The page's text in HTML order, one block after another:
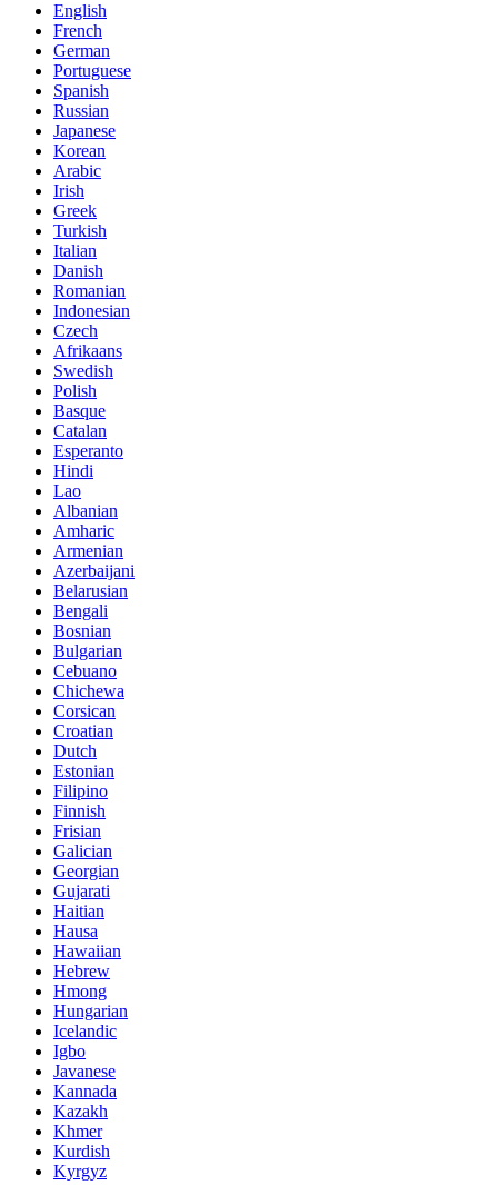
English
French
German
Portuguese
Spanish
Russian
Japanese
Korean
Arabic
Irish
Greek
Turkish
Italian
Danish
Romanian
Indonesian
Czech
Afrikaans
Swedish
Polish
Basque
Catalan
Esperanto
Hindi
Lao
Albanian
Amharic
Armenian
Azerbaijani
Belarusian
Bengali
Bosnian
Bulgarian
Cebuano
Chichewa
Corsican
Croatian
Dutch
Estonian
Filipino
Finnish
Frisian
Galician
Georgian
Gujarati
Haitian
Hausa
Hawaiian
Hebrew
Hmong
Hungarian
Icelandic
Igbo
Javanese
Kannada
Kazakh
Khmer
Kurdish
Kyrgyz